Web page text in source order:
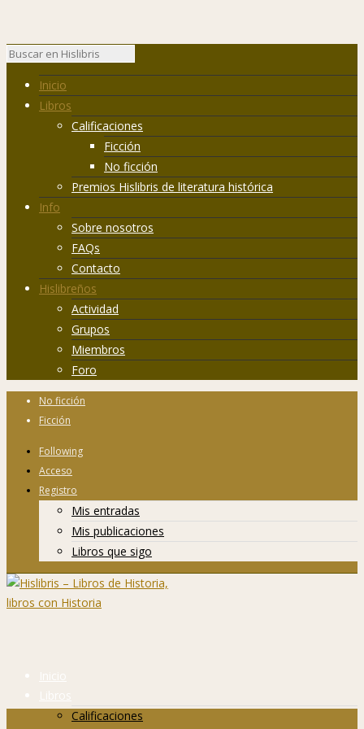
Inicio
Libros
Calificaciones
Ficción
No ficción
Premios Hislibris de literatura histórica
Info
Sobre nosotros
FAQs
Contacto
Hislibreños
Actividad
Grupos
Miembros
Foro
No ficción
Ficción
Following
Acceso
Registro
Mis entradas
Mis publicaciones
Libros que sigo
Inicio
Libros
Calificaciones